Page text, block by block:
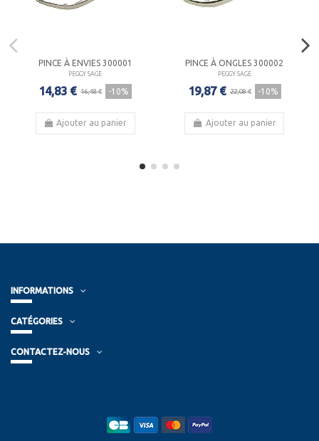
PINCE À ENVIES 300001
PEGGY SAGE
14,83 € 16,48 € -10%
Ajouter au panier
PINCE À ONGLES 300002
PEGGY SAGE
19,87 € 22,08 € -10%
Ajouter au panier
INFORMATIONS
CATÉGORIES
CONTACTEZ-NOUS